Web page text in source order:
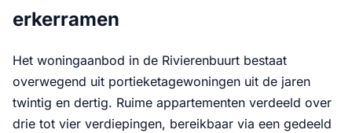
erkerramen
Het woningaanbod in de Rivierenbuurt bestaat
overwegend uit portieketagewoningen uit de jaren
twintig en dertig. Ruime appartementen verdeeld over
drie tot vier verdiepingen, bereikbaar via een gedeeld